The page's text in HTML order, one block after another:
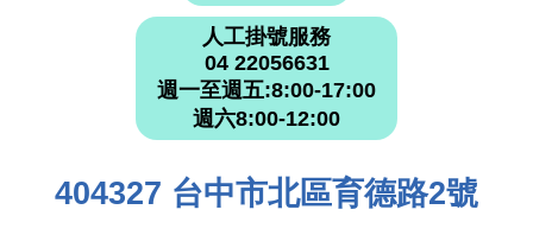
人工掛號服務
04 22056631
週一至週五:8:00-17:00
週六8:00-12:00
404327 台中市北區育德路2號